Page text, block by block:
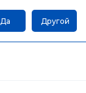
Да Другой